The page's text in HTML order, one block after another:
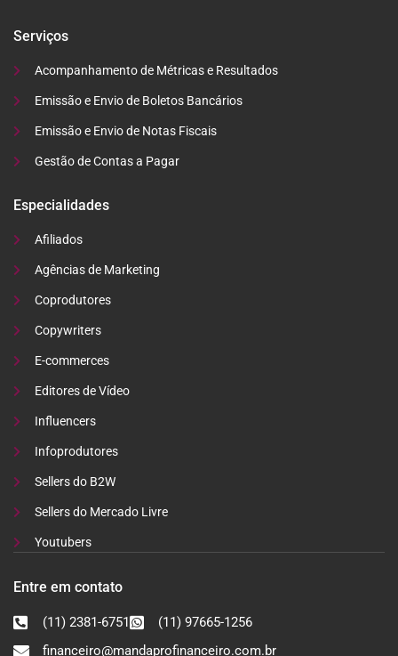
Serviços
Acompanhamento de Métricas e Resultados
Emissão e Envio de Boletos Bancários
Emissão e Envio de Notas Fiscais
Gestão de Contas a Pagar
Especialidades
Afiliados
Agências de Marketing
Coprodutores
Copywriters
E-commerces
Editores de Vídeo
Influencers
Infoprodutores
Sellers do B2W
Sellers do Mercado Livre
Youtubers
Entre em contato
(11) 2381-6751
(11) 97665-1256
financeiro@mandaprofinanceiro.com.br